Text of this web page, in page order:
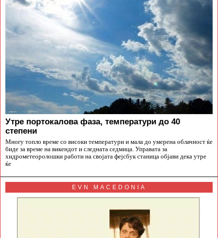
Утре портокалова фаза, температури до 40
степени
Многу топло време со високи температури и мала до умерена облачност ќе
биде за време на викендот и следната седмица. Управата за
хидрометеоролошки работи на својата фејсбук станица објави дека утре
ќе
EVN MACEDONIA